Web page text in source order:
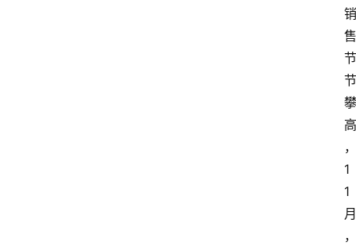
销
售
节
节
攀
高
，
1
1
月
，